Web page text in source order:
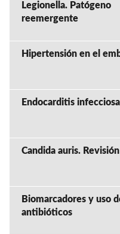
Legionella. Patógeno
reemergente
Hipertensión en el
Endocarditis
Candida auris. Revisión
Biomarcadores y uso
antibióticos